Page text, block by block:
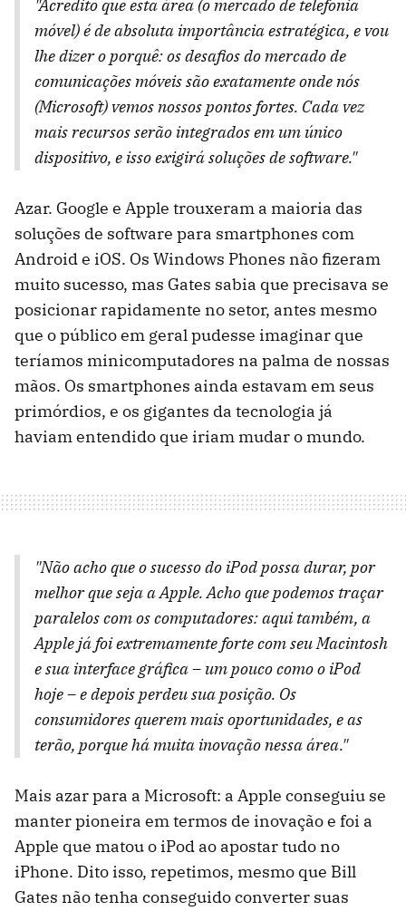
"Acredito que esta área (o mercado de telefonia
móvel) é de absoluta importância estratégica, e vou
lhe dizer o porquê: os desafios do mercado de
comunicações móveis são exatamente onde nós
(Microsoft) vemos nossos pontos fortes. Cada vez
mais recursos serão integrados em um único
dispositivo, e isso exigirá soluções de software."
Azar. Google e Apple trouxeram a maioria das
soluções de software para smartphones com
Android e iOS. Os Windows Phones não fizeram
muito sucesso, mas Gates sabia que precisava se
posicionar rapidamente no setor, antes mesmo
que o público em geral pudesse imaginar que
teríamos minicomputadores na palma de nossas
mãos. Os smartphones ainda estavam em seus
primórdios, e os gigantes da tecnologia já
haviam entendido que iriam mudar o mundo.
"Não acho que o sucesso do iPod possa durar, por
melhor que seja a Apple. Acho que podemos traçar
paralelos com os computadores: aqui também, a
Apple já foi extremamente forte com seu Macintosh
e sua interface gráfica – um pouco como o iPod
hoje – e depois perdeu sua posição. Os
consumidores querem mais oportunidades, e as
terão, porque há muita inovação nessa área."
Mais azar para a Microsoft: a Apple conseguiu se
manter pioneira em termos de inovação e foi a
Apple que matou o iPod ao apostar tudo no
iPhone. Dito isso, repetimos, mesmo que Bill
Gates não tenha conseguido converter suas